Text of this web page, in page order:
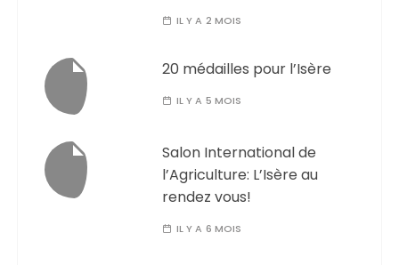
IL Y A 2 MOIS
20 médailles pour l’Isère
IL Y A 5 MOIS
Salon International de
l’Agriculture: L’Isère au
rendez vous!
IL Y A 6 MOIS